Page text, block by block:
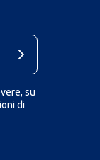
su
di